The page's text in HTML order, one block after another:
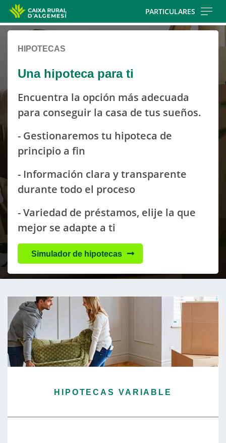
main
PARTICULARES
Cargando
contenido,
favor
espere...
HIPOTECAS
Una hipoteca para ti
Encuentra la opción más adecuada
para conseguir la casa de tus sueños.
- Gestionaremos tu hipoteca de
principio a fin
- Información clara y transparente
durante todo el proceso
- Variedad de préstamos, elije la que
mejor se adapte a ti
Simulador de hipotecas
HIPOTECAS VARIABLE